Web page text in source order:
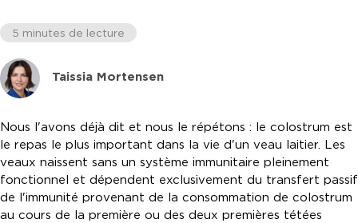
5 minutes de lecture
Taissia Mortensen
Nous l'avons déjà dit et nous le répétons : le colostrum est
le repas le plus important dans la vie d'un veau laitier. Les
veaux naissent sans un système immunitaire pleinement
fonctionnel et dépendent exclusivement du transfert passif
de l'immunité provenant de la consommation de colostrum
au cours de la première ou des deux premières tétées